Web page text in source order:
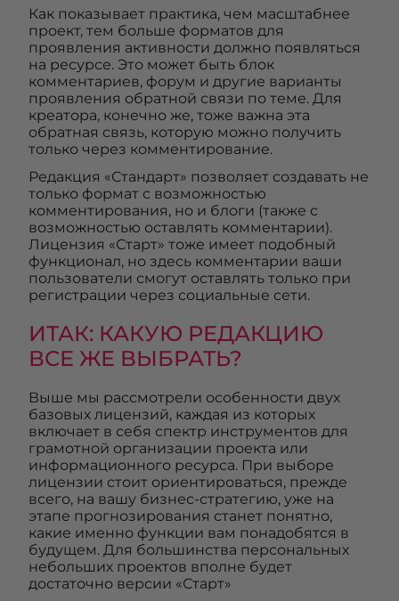
Как показывает практика, чем масштабнее
проект, тем больше форматов для
проявления активности должно появляться
на ресурсе. Это может быть блок
комментариев, форум и другие варианты
проявления обратной связи по теме. Для
креатора, конечно же, тоже важна эта
обратная связь, которую можно получить
только через комментирование.
Редакция «Стандарт» позволяет создавать не
только формат с возможностью
комментирования, но и блоги (также с
возможностью оставлять комментарии).
Лицензия «Старт» тоже имеет подобный
функционал, но здесь комментарии ваши
пользователи смогут оставлять только при
регистрации через социальные сети.
ИТАК: КАКУЮ РЕДАКЦИЮ
ВСЕ ЖЕ ВЫБРАТЬ?
Выше мы рассмотрели особенности двух
базовых лицензий, каждая из которых
включает в себя спектр инструментов для
грамотной организации проекта или
информационного ресурса. При выборе
лицензии стоит ориентироваться, прежде
всего, на вашу бизнес-стратегию, уже на
этапе прогнозирования станет понятно,
какие именно функции вам понадобятся в
будущем. Для большинства персональных
небольших проектов вполне будет
достаточно версии «Старт»